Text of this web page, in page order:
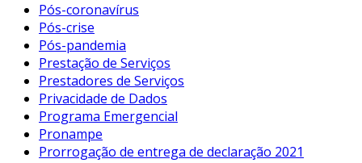
Pós-coronavírus
Pós-crise
Pós-pandemia
Prestação de Serviços
Prestadores de Serviços
Privacidade de Dados
Programa Emergencial
Pronampe
Prorrogação de entrega de declaração 2021